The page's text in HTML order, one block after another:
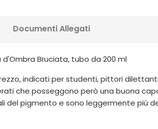
Documenti Allegati
d'Ombra Bruciata, tubo da 200 ml
indicati per studenti, pittori
che posseggono però una buona
del pigmento e sono leggermente più